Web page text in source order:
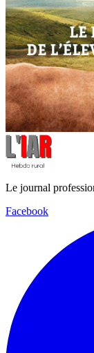
Le journal
Facebook